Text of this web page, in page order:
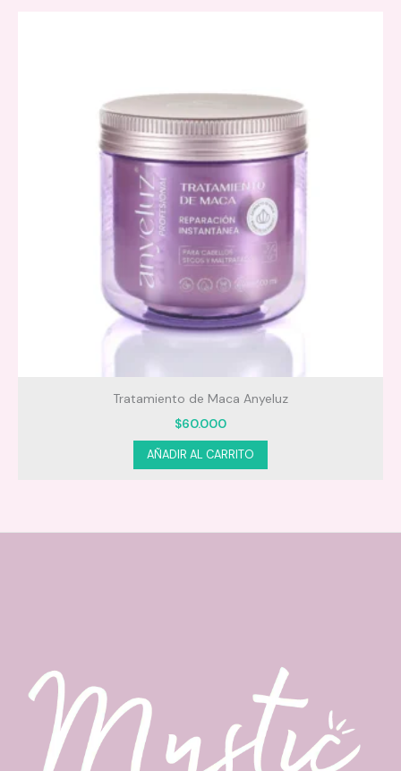
Cabello más fuerte y brillante
Modo de Uso:
Tratamiento de Maca Anyeluz
$60.000
AÑADIR AL CARRITO